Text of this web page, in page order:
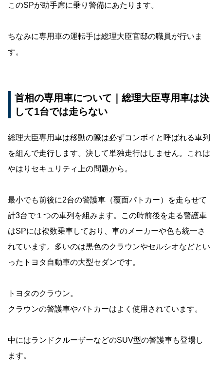
このSPが助手席に乗り警備にあたります。
ちなみに専用車の運転手は総理大臣官邸の職員が行いま
す。
首相の専用車について｜総理大臣専用車は決
して1台では走らない
総理大臣専用車は移動の際は必ずコンボイと呼ばれる車列
を組んで走行します。決して単独走行はしません。これは
やはりセキュリティ上の問題から。
最小でも前後に2台の警護車（覆面パトカー）を走らせて
計3台で１つの車列を組みます。この時前後を走る警護車
はSPには複数乗車しており、車のメーカーや色も統一さ
れています。多いのは黒色のクラウンやセルシオなどとい
ったトヨタ自動車の大型セダンです。
トヨタのクラウン。
クラウンの警護車やパトカーはよく使用されています。
中にはランドクルーザーなどのSUV型の警護車も登場し
ます。